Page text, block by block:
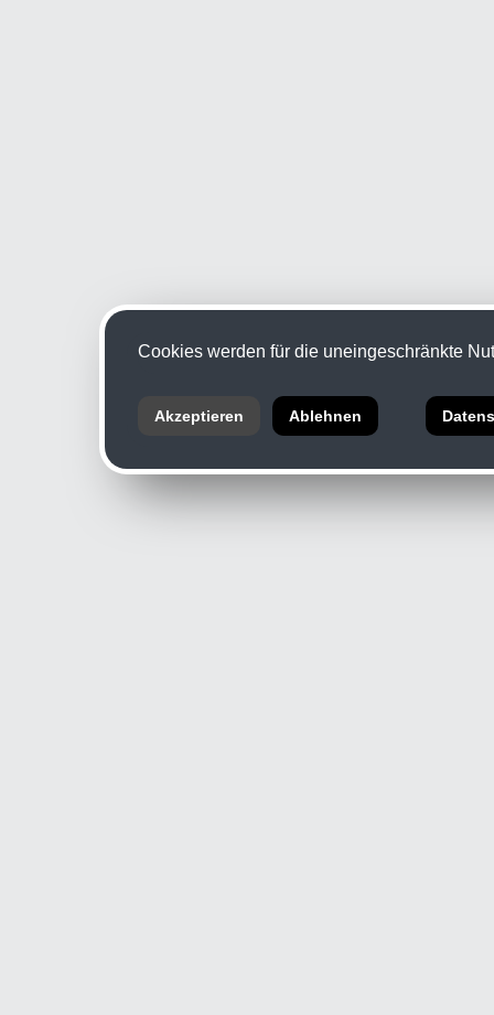
Cookies werden für die uneingeschränkte
Akzeptieren Ablehnen